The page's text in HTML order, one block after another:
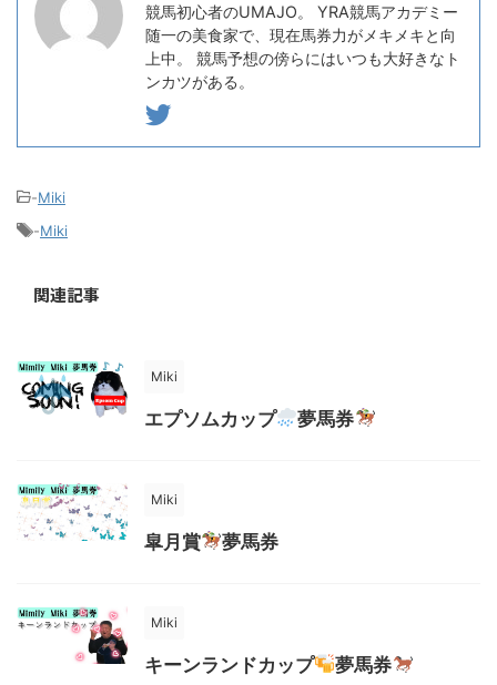
競馬初心者のUMAJO。 YRA競馬アカデミー
随一の美食家で、現在馬券力がメキメキと向
上中。 競馬予想の傍らにはいつも大好きなト
ンカツがある。
-Miki
-Miki
関連記事
Miki
エプソムカップ 夢馬券
Miki
皐月賞 夢馬券
Miki
キーンランドカップ 夢馬券